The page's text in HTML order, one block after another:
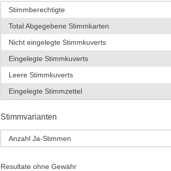
Stimmberechtigte
Total Abgegebene Stimmkarten
Nicht eingelegte Stimmkuverts
Eingelegte Stimmkuverts
Leere Stimmkuverts
Eingelegte Stimmzettel
Stimmvarianten
Anzahl Ja-Stimmen
Resultate ohne Gewähr